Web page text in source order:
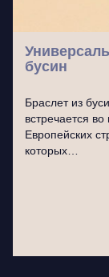
бусин
Браслет из
встречается
Европейских
которых…